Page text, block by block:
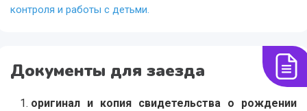
контроля и работы с детьми.
Документы для заезда
оригинал и копия свидетельства о рождении